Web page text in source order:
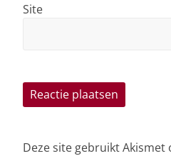
Site
Deze site gebruikt Akismet